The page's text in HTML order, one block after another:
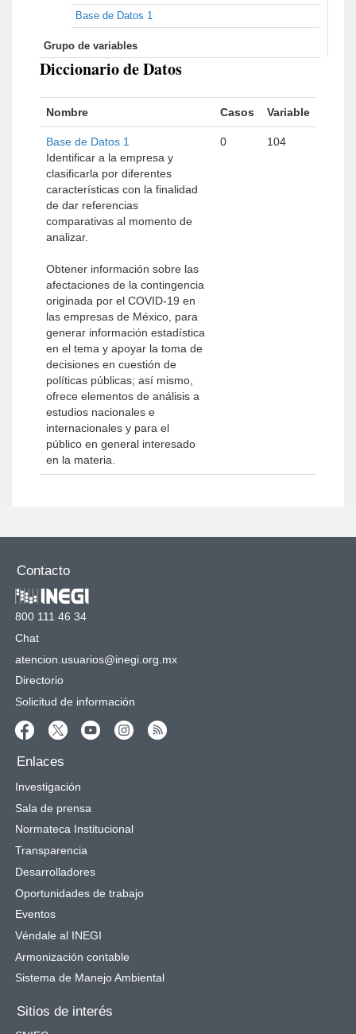
Base de Datos 1
Grupo de variables
Diccionario de Datos
Nombre Casos Variable
Base de Datos 1
Identificar a la empresa y
clasificarla por diferentes
características con la finalidad
de dar referencias
comparativas al momento de
analizar.
Obtener información sobre las
afectaciones de la contingencia
originada por el COVID-19 en
las empresas de México, para
generar información estadística
en el tema y apoyar la toma de
decisiones en cuestión de
políticas públicas; así mismo,
ofrece elementos de análisis a
estudios nacionales e
internacionales y para el
público en general interesado
en la materia.
0 104
Contacto
800 111 46 34
Chat
atencion.usuarios@inegi.org.mx
Directorio
Solicitud de información
Enlaces
Investigación
Sala de prensa
Normateca Institucional
Transparencia
Desarrolladores
Oportunidades de trabajo
Eventos
Véndale al INEGI
Armonización contable
Sistema de Manejo Ambiental
Sitios de interés